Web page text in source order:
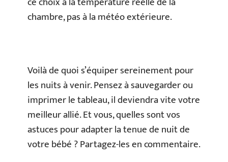
chambre, pas à la météo extérieure.
Voilà de quoi s’équiper sereinement pour
les nuits à venir. Pensez à sauvegarder ou
imprimer le tableau, il deviendra vite votre
meilleur allié. Et vous, quelles sont vos
astuces pour adapter la tenue de nuit de
votre bébé ? Partagez-les en commentaire.